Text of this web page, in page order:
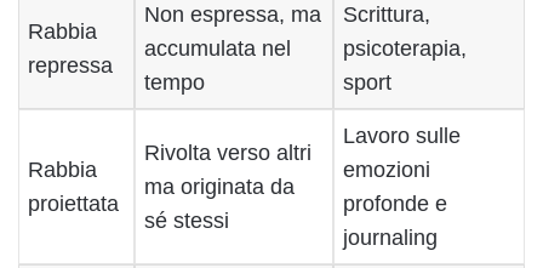
Rabbia
repressa
Non espressa, ma
accumulata nel
tempo
Scrittura,
psicoterapia,
sport
Rabbia
proiettata
Rivolta verso altri
ma originata da
sé stessi
Lavoro sulle
emozioni
profonde e
journaling